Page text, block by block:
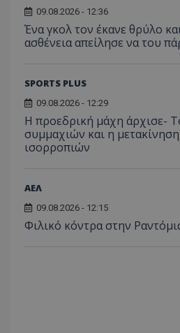
09.08.2026 - 12:36
Ένα γκολ τον έκανε θρύλο
ασθένεια απείλησε να του
SPORTS PLUS
09.08.2026 - 12:29
Η προεδρική μάχη άρχισε-
συμμαχιών και η
ισορροπιών
ΑΕΛ
09.08.2026 - 12:15
Φιλικό κόντρα στην